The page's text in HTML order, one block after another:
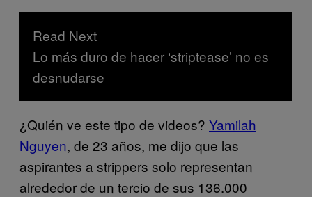
Read Next
Lo más duro de hacer ‘striptease’ no es
desnudarse
¿Quién ve este tipo de videos? Yamilah
Nguyen, de 23 años, me dijo que las
aspirantes a strippers solo representan
alrededor de un tercio de sus 136.000